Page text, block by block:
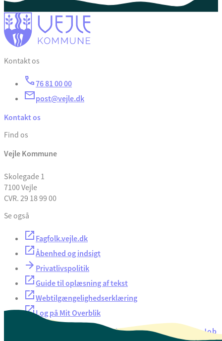
Kontakt os
76 81 00 00
post@vejle.dk
Kontakt os
Find os
Vejle Kommune
Skolegade 1
7100 Vejle
CVR. 29 18 99 00
Se også
Fagfolk.vejle.dk
Åbenhed og indsigt
Privatlivspolitik
Guide til oplæsning af tekst
Webtilgængelighedserklæring
Log på Mit Overblik
Oversigt over selvbetjeningJob